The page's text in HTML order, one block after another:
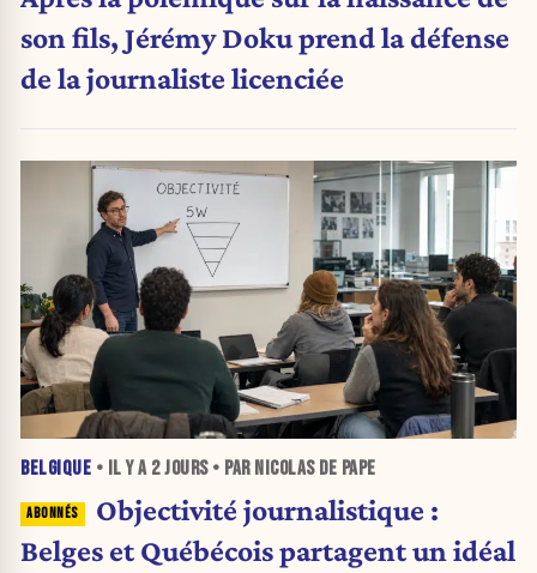
son fils, Jérémy Doku prend la défense
de la journaliste licenciée
BELGIQUE • IL Y A 2 JOURS• PAR NICOLAS DE PAPE
Objectivité journalistique :
Belges et Québécois partagent un idéal